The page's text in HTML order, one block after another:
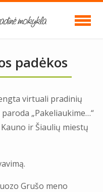
padėkos
virtuali pradinių
„Pakeliaukime…“
ir Šiaulių miestų
Grušo meno